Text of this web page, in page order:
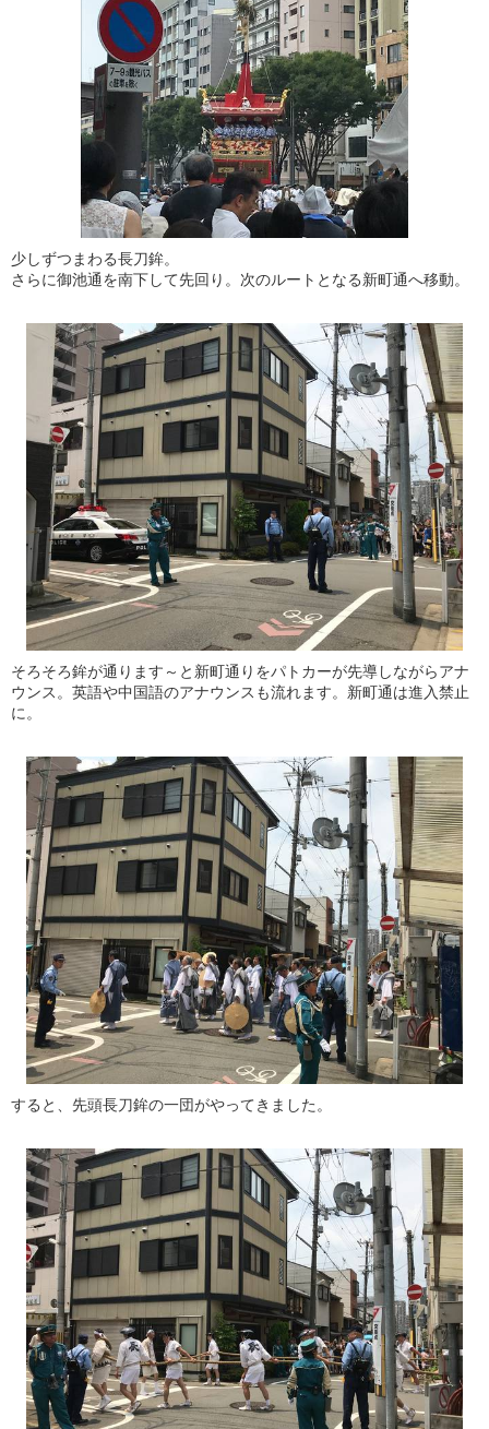
少しずつまわる長刀鉾。
さらに御池通を南下して先回り。次のルートとなる新町通へ移動。
そろそろ鉾が通ります～と新町通りをパトカーが先導しながらアナ
ウンス。英語や中国語のアナウンスも流れます。新町通は進入禁止
に。
すると、先頭長刀鉾の一団がやってきました。